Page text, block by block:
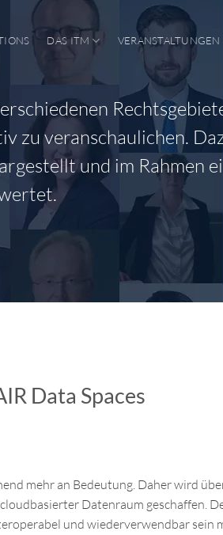
DAS ITM VERANSTALTUNGEN
zu veranschaulichen.
und im Rahmen
Data Spaces
mehr an Bedeutung. Daher wird
Datenraum geschaffen.
und wiederverwendbar sein